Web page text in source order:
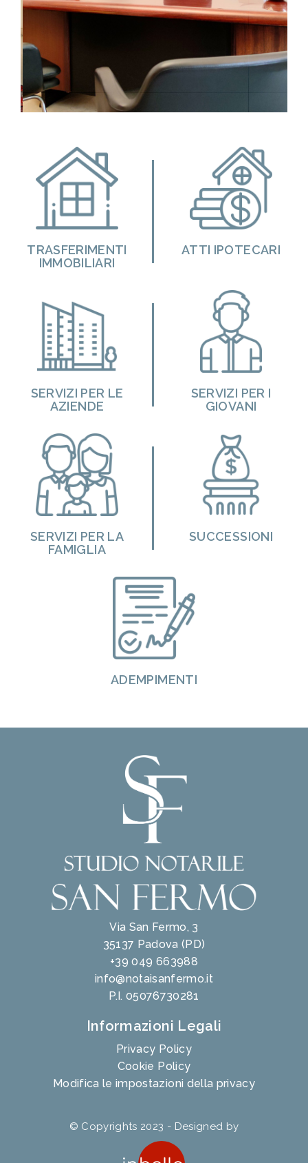
TRASFERIMENTI
IMMOBILIARI
ATTI IPOTECARI
SERVIZI PER LE
AZIENDE
SERVIZI PER I
GIOVANI
SERVIZI PER LA
FAMIGLIA
SUCCESSIONI
ADEMPIMENTI
Via San Fermo, 3
35137 Padova (PD)
+39 049 663988
info@notaisanfermo.it
P.I. 05076730281
Informazioni Legali
Privacy Policy
Cookie Policy
Modifica le impostazioni della privacy
© Copyrights 2023 - Designed by